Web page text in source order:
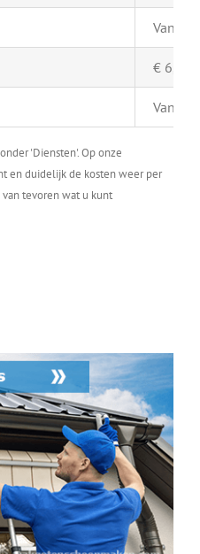
Vanaf
€ 6,-
Vanaf
'Diensten'. Op onze
en duidelijk de kosten weer per
tevoren wat u kunt